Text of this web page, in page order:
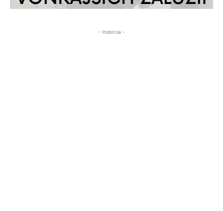
- Inzercia -